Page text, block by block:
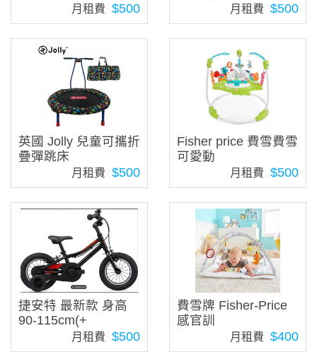
月租費 $500 月租費 $500
英國 Jolly 兒童可攜折
疊彈跳床
月租費 $500
Fisher price 費雪費雪
可愛動
月租費 $500
捷安特 最新款 身高
90-115cm(+
月租費 $500
費雪牌 Fisher-Price
感官訓
月租費 $400